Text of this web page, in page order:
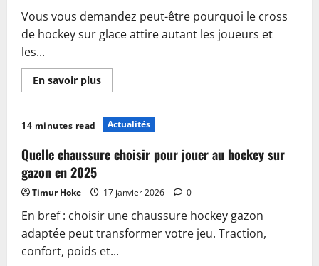
Vous vous demandez peut-être pourquoi le cross
de hockey sur glace attire autant les joueurs et
les...
En savoir plusEn
savoir
Tout
savoir
le
cross
sur
glace
technique
et
équipement
14 minutes read Actualités
Quelle chaussure choisir pour jouer au hockey sur
gazon en 2025
Timur Hoke 17 janvier 2026 0
En bref : choisir une chaussure hockey gazon
adaptée peut transformer votre jeu. Traction,
confort, poids et...